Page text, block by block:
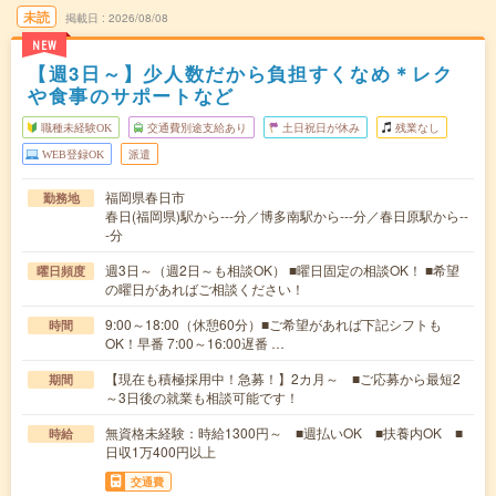
未読
NEW
掲載日 2026/08/08
【週3日～】少人数だから負担すくなめ＊レク
や食事のサポートなど
職種未経験OK 交通費別途支給あり 土日祝日が休み 残業なし
WEB登録OK 派遣
勤務地
福岡県春日市
春日(福岡県)駅から---分／博多南駅から---分／春日原駅から--
-分
曜日頻度
週3日～（週2日～も相談OK） ■曜日固定の相談OK！ ■希望
の曜日があればご相談ください！
時間
9:00～18:00（休憩60分）■ご希望があれば下記シフトも
OK！早番 7:00～16:00遅番 …
期間
【現在も積極採用中！急募！】2カ月～ ■ご応募から最短2
～3日後の就業も相談可能です！
時給
無資格未経験：時給1300円～ ■週払いOK ■扶養内OK ■
日収1万400円以上
交通費